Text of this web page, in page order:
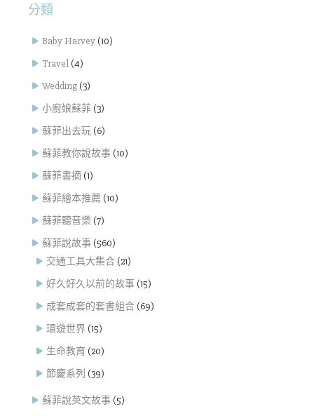
分類
Baby Harvey (10)
Travel (4)
Wedding (3)
小廚娘蘇菲 (3)
蘇菲出去玩 (6)
蘇菲教你說故事 (10)
蘇菲書摘 (1)
蘇菲繪本推薦 (10)
蘇菲聽音樂 (7)
蘇菲說故事 (560)
交通工具大集合 (21)
好久好久以前的故事 (15)
成套成套的套書組合 (69)
環遊世界 (15)
生命教育 (20)
節慶系列 (39)
蘇菲說英文故事 (5)